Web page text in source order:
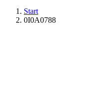
Start
0I0A0788